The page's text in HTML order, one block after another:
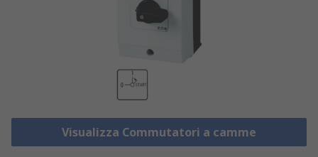
Visualizza Commutatori a camme